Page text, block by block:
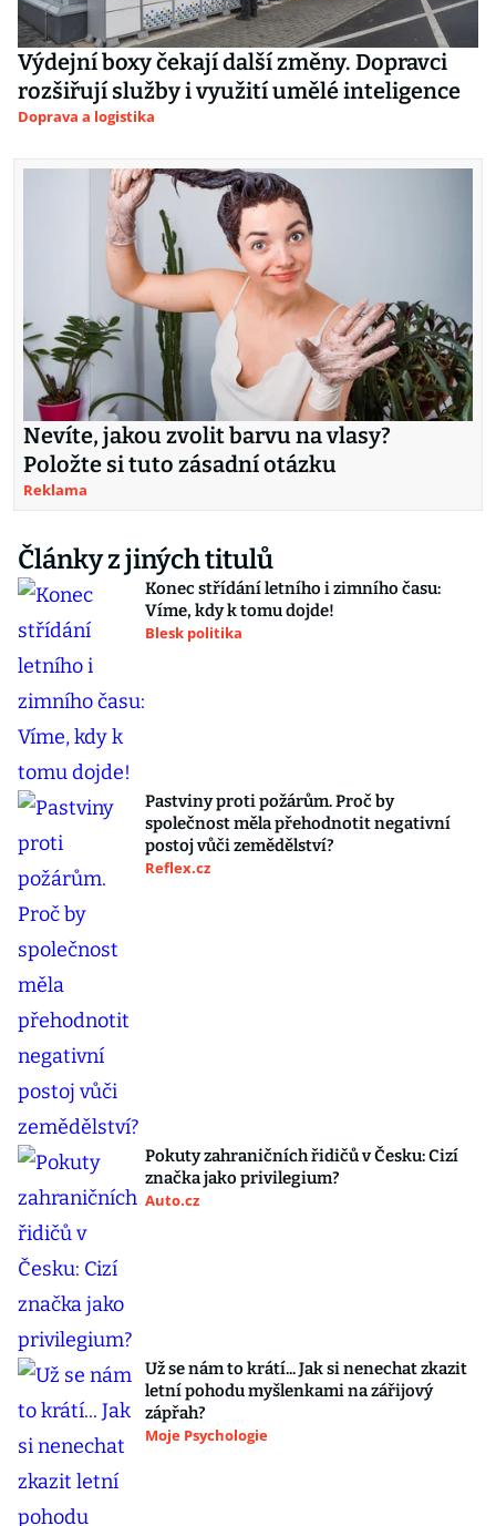
Výdejní boxy čekají další změny. Dopravci
rozšiřují služby i využití umělé inteligence
Doprava a logistika
Nevíte, jakou zvolit barvu na vlasy?
Položte si tuto zásadní otázku
Reklama
Články z jiných titulů
Konec střídání letního i zimního času:
Víme, kdy k tomu dojde!
Blesk politika
Pastviny proti požárům. Proč by
společnost měla přehodnotit negativní
postoj vůči zemědělství?
Reflex.cz
Pokuty zahraničních řidičů v Česku: Cizí
značka jako privilegium?
Auto.cz
Už se nám to krátí... Jak si nenechat zkazit
letní pohodu myšlenkami na zářijový
zápřah?
Moje Psychologie